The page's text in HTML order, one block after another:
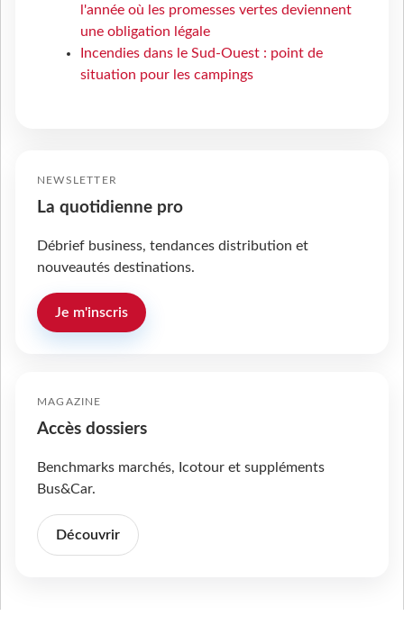
l'année où les promesses vertes deviennent
une obligation légale
Incendies dans le Sud-Ouest : point de
situation pour les campings
NEWSLETTER
La quotidienne pro
Débrief business, tendances distribution et
nouveautés destinations.
Je m'inscris
MAGAZINE
Accès dossiers
Benchmarks marchés, Icotour et suppléments
Bus&Car.
Découvrir